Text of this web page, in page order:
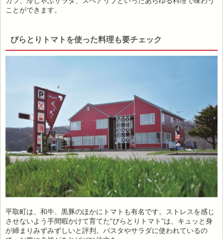
ことができます。
びらとりトマトを使った料理も要チェック
平取町は、和牛、黒豚のほかにトマトも有名です。ストレスを感じ
させないよう手間暇かけて育てた“びらとりトマト”は、キュッと身
が締まりみずみずしいと評判。パスタやサラダに使われているの